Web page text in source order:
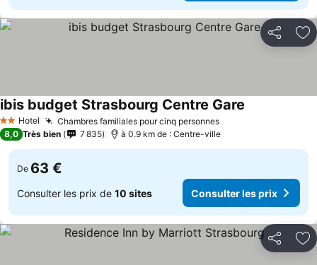
Partager
2 Étoiles
Hotel Chambres familiales pour cinq personnes
ibis budget Strasbourg Centre Gare
8,0 Très bien 7 835 à 0.9 km de : Centre-ville
De 63 €
Consulter les prix de 10 sites Consulter les prix
Partager